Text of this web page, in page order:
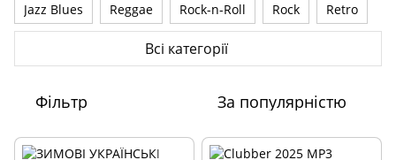
Jazz Blues Reggae Rock-n-Roll Rock Retro
VA-OST Барди
Instrumental New Age Lounge Chill Out Relax
Ethno Folk 2023 2025
Всі категорії
Фільтр За популярністю